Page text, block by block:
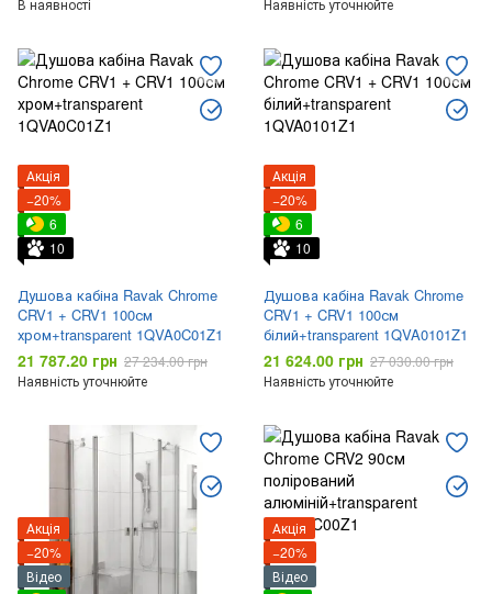
В наявності Наявність уточнюйте
Акція
−20%
6
10
Душова кабіна Ravak Chrome
CRV1 + CRV1 100см
хром+transparent 1QVA0C01Z1
21 787.20 грн 27 234.00 грн
Наявність уточнюйте
Акція
−20%
6
10
Душова кабіна Ravak Chrome
CRV1 + CRV1 100см
білий+transparent 1QVA0101Z1
21 624.00 грн 27 030.00 грн
Наявність уточнюйте
Акція
−20%
Відео
Акція
−20%
Відео